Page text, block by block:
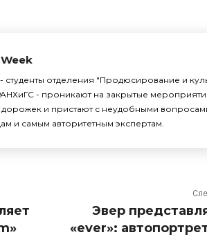
студенты отделения "Продюсирование и
- проникают на закрытые
дорожек и пристают с неудобными
и самым авторитетным экспертам.
Эвер
«ever»: